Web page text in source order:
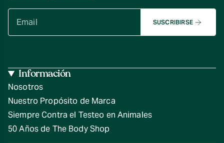
SUSCRIBIRSE
Información
Nosotros
Nuestro Propósito de Marca
Siempre Contra el Testeo en Animales
50 Años de The Body Shop